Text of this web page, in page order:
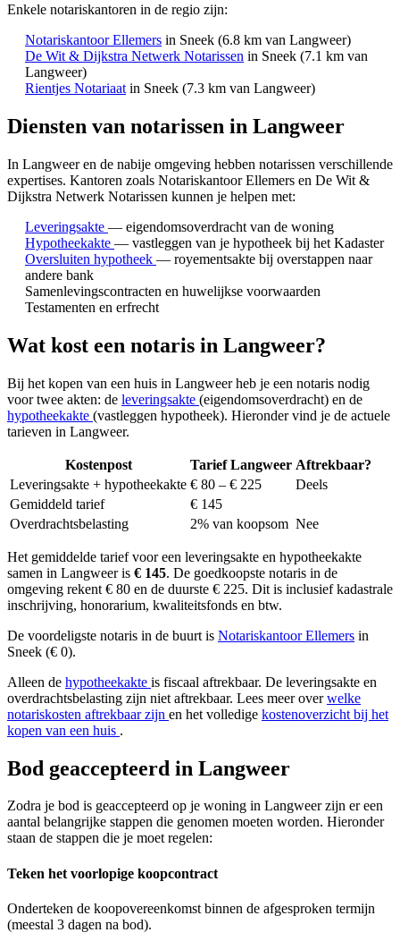
Enkele notariskantoren in de regio zijn:
Notariskantoor Ellemers in Sneek (6.8 km van Langweer)
De Wit & Dijkstra Netwerk Notarissen in Sneek (7.1 km van
Langweer)
Rientjes Notariaat in Sneek (7.3 km van Langweer)
Diensten van notarissen in Langweer
In Langweer en de nabije omgeving hebben notarissen verschillende
expertises. Kantoren zoals Notariskantoor Ellemers en De Wit &
Dijkstra Netwerk Notarissen kunnen je helpen met:
Leveringsakte — eigendomsoverdracht van de woning
Hypotheekakte — vastleggen van je hypotheek bij het Kadaster
Oversluiten hypotheek — royementsakte bij overstappen naar
andere bank
Samenlevingscontracten en huwelijkse voorwaarden
Testamenten en erfrecht
Wat kost een notaris in Langweer?
Bij het kopen van een huis in Langweer heb je een notaris nodig
voor twee akten: de leveringsakte (eigendomsoverdracht) en de
hypotheekakte (vastleggen hypotheek). Hieronder vind je de actuele
tarieven in Langweer.
Kostenpost Tarief Langweer Aftrekbaar?
Leveringsakte + hypotheekakte € 80 – € 225
Deels
Gemiddeld tarief
€ 145
Overdrachtsbelasting
2% van koopsom Nee
Het gemiddelde tarief voor een leveringsakte en hypotheekakte
samen in Langweer is € 145. De goedkoopste notaris in de
omgeving rekent € 80 en de duurste € 225. Dit is inclusief kadastrale
inschrijving, honorarium, kwaliteitsfonds en btw.
De voordeligste notaris in de buurt is Notariskantoor Ellemers in
Sneek (€ 0).
Alleen de hypotheekakte is fiscaal aftrekbaar. De leveringsakte en
overdrachtsbelasting zijn niet aftrekbaar. Lees meer overwelke
notariskosten aftrekbaar zijn en het volledige kostenoverzicht bij het
kopen van een huis .
Bod geaccepteerd in Langweer
Zodra je bod is geaccepteerd op je woning in Langweer zijn er een
aantal belangrijke stappen die genomen moeten worden. Hieronder
staan de stappen die je moet regelen:
Teken het voorlopige koopcontract
Onderteken de koopovereenkomst binnen de afgesproken termijn
(meestal 3 dagen na bod).